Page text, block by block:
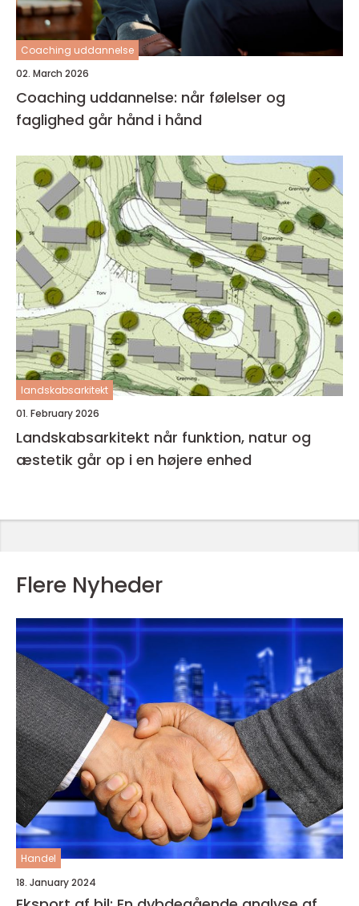
Coaching uddannelse
02. March 2026
Coaching uddannelse: når følelser og
faglighed går hånd i hånd
landskabsarkitekt
01. February 2026
Landskabsarkitekt når funktion, natur og
æstetik går op i en højere enhed
Flere Nyheder
Handel
18. January 2024